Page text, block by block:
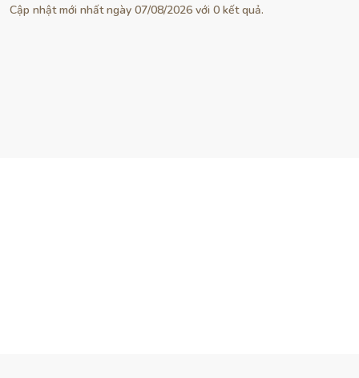
Cập nhật mới nhất ngày 07/08/2026 với 0 kết quả.